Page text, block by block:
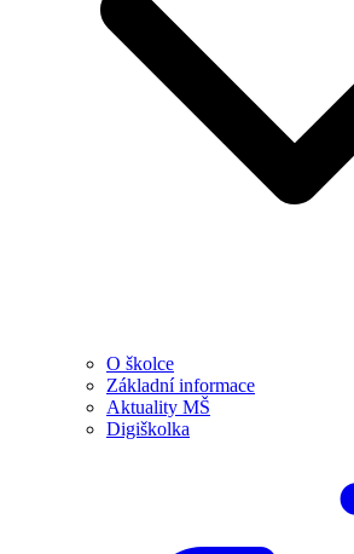
O školce
Základní informace
Aktuality MŠ
Digiškolka